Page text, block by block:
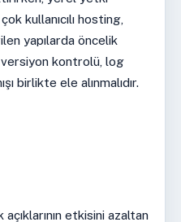
kullanıcılı hosting,
yapılarda öncelik
versiyon kontrolü, log
birlikte ele alınmalıdır.
etkisini azaltan